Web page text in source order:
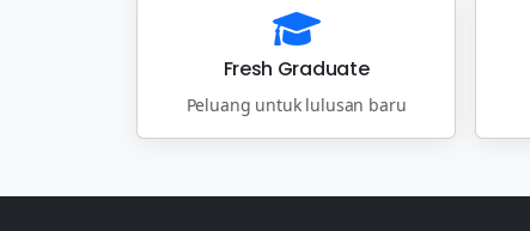
Fresh Graduate
Peluang untuk lulusan baru